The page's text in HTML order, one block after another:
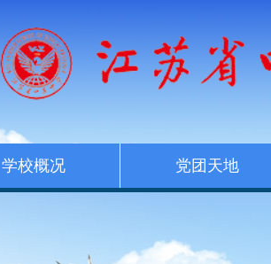
学校概况 党团天地